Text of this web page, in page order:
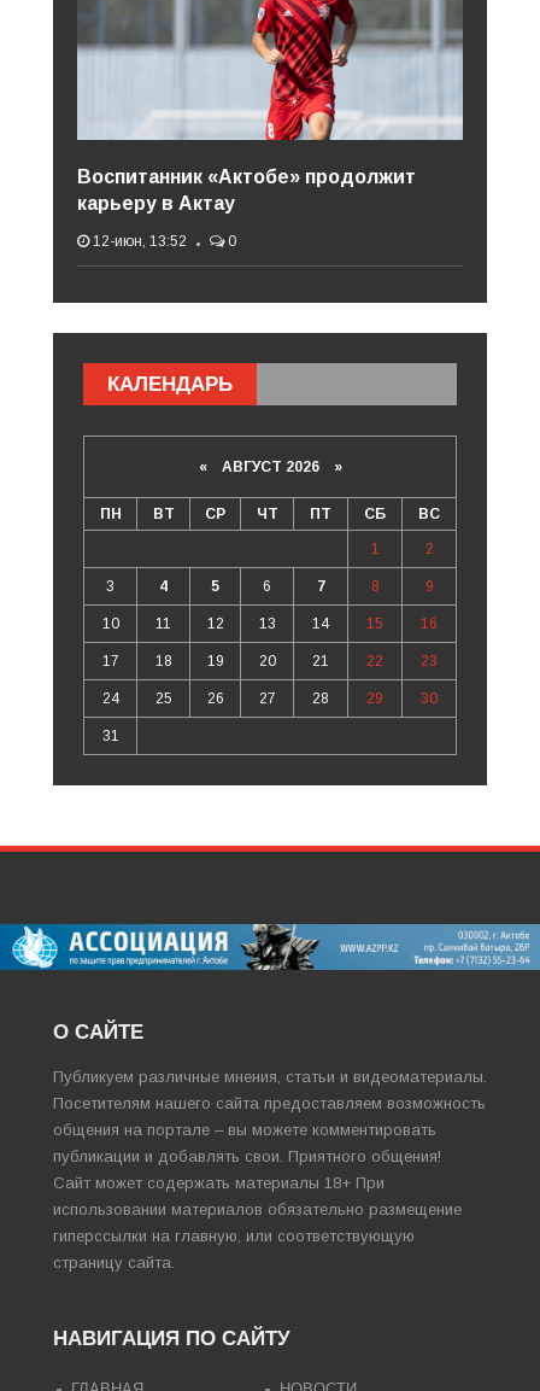
Воспитанник «Актобе» продолжит
карьеру в Актау
12-июн, 13:52 0
КАЛЕНДАРЬ
«АВГУСТ 2026 »
ПН ВТ СР ЧТ ПТ СБ ВС
1 2
3 4 5 6 7 8 9
10 11 12 13 14 15 16
17 18 19 20 21 22 23
24 25 26 27 28 29 30
31
О САЙТЕ
Публикуем различные мнения, статьи и видеоматериалы.
Посетителям нашего сайта предоставляем возможность
общения на портале – вы можете комментировать
публикации и добавлять свои. Приятного общения!
Сайт может содержать материалы 18+ При
использовании материалов обязательно размещение
гиперссылки на главную, или соответствующую
страницу сайта.
НАВИГАЦИЯ ПО САЙТУ